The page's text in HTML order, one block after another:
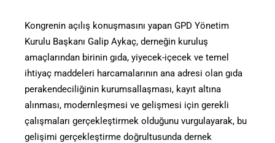
Kongrenin açılış konuşmasını yapan GPD Yönetim
Kurulu Başkanı Galip Aykaç, derneğin kuruluş
amaçlarından birinin gıda, yiyecek-içecek ve temel
ihtiyaç maddeleri harcamalarının ana adresi olan gıda
perakendeciliğinin kurumsallaşması, kayıt altına
alınması, modernleşmesi ve gelişmesi için gerekli
çalışmaları gerçekleştirmek olduğunu vurgulayarak, bu
gelişimi gerçekleştirme doğrultusunda dernek